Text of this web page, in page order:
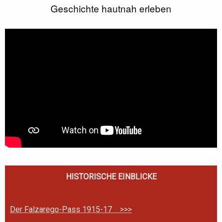
Geschichte hautnah erleben
HISTORISCHE EINBLICKE
Der Falzarego-Pass 1915-17 >>>